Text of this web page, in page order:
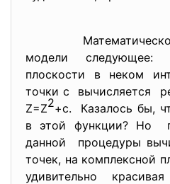
модели
плоскости в неком
точки с вычисляется
Z=Z2+c. Казалось бы,
в этой функции? Но
данной процедуры
точек, на комплексной
удивительно